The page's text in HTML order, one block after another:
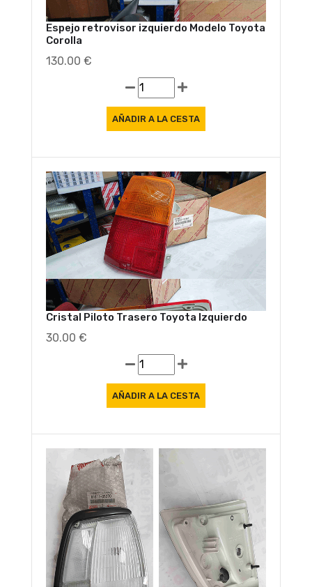
Espejo retrovisor izquierdo Modelo Toyota
Corolla
130.00 €
Cristal Piloto Trasero Toyota Izquierdo
30.00 €